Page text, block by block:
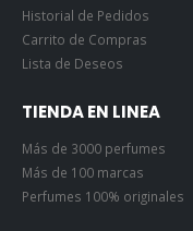
Lista de Deseos
TIENDA EN LINEA
Más de 3000 perfumes
Perfumes 100% originales
Pagos Seguros